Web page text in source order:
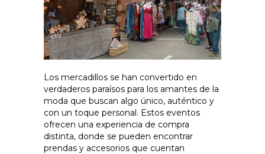
Los mercadillos se han convertido en
verdaderos paraísos para los amantes de la
moda que buscan algo único, auténtico y
con un toque personal. Estos eventos
ofrecen una experiencia de compra
distinta, donde se pueden encontrar
prendas y accesorios que cuentan